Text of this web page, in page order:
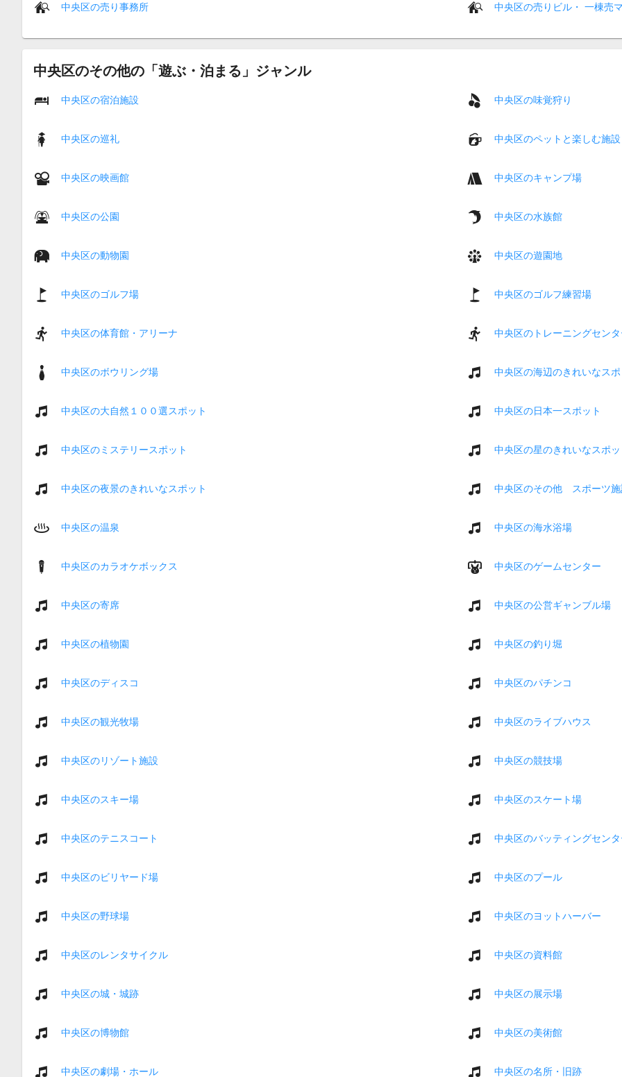
中央区の売り事務所 中央区の売りビル・ 一棟売
中央区のその他の「遊ぶ・泊まる」ジャンル
中央区の宿泊施設 中央区の味覚狩り
中央区の巡礼 中央区のペットと楽しむ施設
中央区の映画館 中央区のキャンプ場
中央区の公園 中央区の水族館
中央区の動物園 中央区の遊園地
中央区のゴルフ場 中央区のゴルフ練習場
中央区の体育館・アリーナ 中央区のトレーニングセン
中央区のボウリング場 中央区の海辺のきれいなス
中央区の大自然１００選スポット 中央区の日本一スポット
中央区のミステリースポット 中央区の星のきれいなスポ
中央区の夜景のきれいなスポット 中央区のその他 スポーツ施
中央区の温泉 中央区の海水浴場
中央区のカラオケボックス 中央区のゲームセンター
中央区の寄席 中央区の公営ギャンブル場
中央区の植物園 中央区の釣り堀
中央区のディスコ 中央区のパチンコ
中央区の観光牧場 中央区のライブハウス
中央区のリゾート施設 中央区の競技場
中央区のスキー場 中央区のスケート場
中央区のテニスコート 中央区のバッティングセン
中央区のビリヤード場 中央区のプール
中央区の野球場 中央区のヨットハーバー
中央区のレンタサイクル 中央区の資料館
中央区の城・城跡 中央区の展示場
中央区の博物館 中央区の美術館
中央区の劇場・ホール 中央区の名所・旧跡